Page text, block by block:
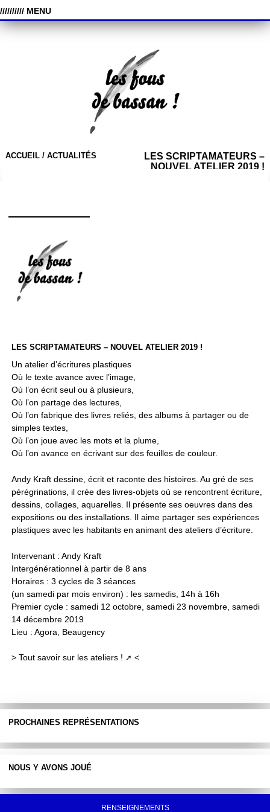
////////// MENU
ACCUEIL / ACTUALITÉS
LES SCRIPTAMATEURS –
NOUVEL ATELIER 2019 !
LES SCRIPTAMATEURS – NOUVEL ATELIER 2019 !
Un atelier d’écritures plastiques
Où le texte avance avec l’image,
Où l’on écrit seul ou à plusieurs,
Où l’on partage des lectures,
Où l’on fabrique des livres reliés, des albums à partager ou de
simples textes,
Où l’on joue avec les mots et la plume,
Où l’on avance en écrivant sur des feuilles de couleur.
Andy Kraft dessine, écrit et raconte des histoires. Au gré de ses
pérégrinations, il crée des livres-objets où se rencontrent écriture,
dessins, collages, aquarelles. Il présente ses oeuvres dans des
expositions ou des installations. Il aime partager ses expériences
plastiques avec les habitants en animant des ateliers d’écriture.
Intervenant : Andy Kraft
Intergénérationnel à partir de 8 ans
Horaires : 3 cycles de 3 séances
(un samedi par mois environ) : les samedis, 14h à 16h
Premier cycle : samedi 12 octobre, samedi 23 novembre, samedi
14 décembre 2019
Lieu : Agora, Beaugency
> Tout savoir sur les ateliers ! <
PROCHAINES REPRÉSENTATIONS
NOUS Y AVONS JOUÉ
RENSEIGNEMENTS